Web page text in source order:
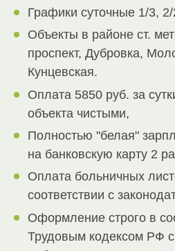
Графики суточные 1/3,
Объекты в районе ст.
проспект, Дубровка,
Кунцевская.
Оплата 5850 руб. за
объекта чистыми,
Полностью "белая"
на банковскую карту 2
Оплата больничных
соответствии с
Оформление строго в
Трудовым кодексом РФ